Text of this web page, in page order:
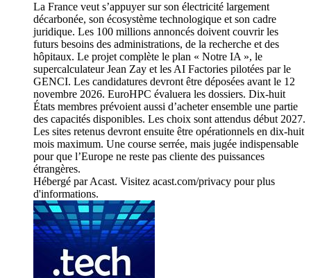
La France veut s’appuyer sur son électricité largement
décarbonée, son écosystème technologique et son cadre
juridique. Les 100 millions annoncés doivent couvrir les
futurs besoins des administrations, de la recherche et des
hôpitaux. Le projet complète le plan « Notre IA », le
supercalculateur Jean Zay et les AI Factories pilotées par le
GENCI. Les candidatures devront être déposées avant le 12
novembre 2026. EuroHPC évaluera les dossiers. Dix-huit
États membres prévoient aussi d’acheter ensemble une partie
des capacités disponibles. Les choix sont attendus début 2027.
Les sites retenus devront ensuite être opérationnels en dix-huit
mois maximum. Une course serrée, mais jugée indispensable
pour que l’Europe ne reste pas cliente des puissances
étrangères.
Hébergé par Acast. Visitez acast.com/privacy pour plus
d'informations.